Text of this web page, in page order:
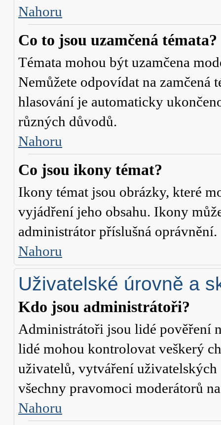
Nahoru
Co to jsou uzamčená témata?
Témata mohou být uzamčena
Nemůžete odpovídat na zamčená
hlasování je automaticky
různých důvodů.
Nahoru
Co jsou ikony témat?
Ikony témat jsou obrázky, které
vyjádření jeho obsahu. Ikony
administrátor příslušná oprávnění.
Nahoru
Uživatelské úrovně a
Kdo jsou administrátoři?
Administrátoři jsou lidé pověření
lidé mohou kontrolovat veškerý
uživatelů, vytváření
všechny pravomoci moderátorů
Nahoru